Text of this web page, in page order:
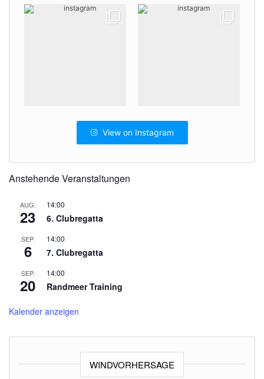
View on Instagram
Anstehende Veranstaltungen
AUG.
23
14:00
6. Clubregatta
SEP.
6
14:00
7. Clubregatta
SEP.
20
14:00
Randmeer Training
Kalender anzeigen
WINDVORHERSAGE